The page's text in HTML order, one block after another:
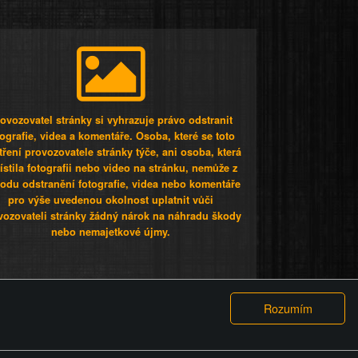
stránky si vyhrazuje právo odstranit
videa a komentáře. Osoba, které se toto
provozovatele stránky týče, ani osoba, která
fotografii nebo video na stránku, nemůže z
odstranění fotografie, videa nebo komentáře
pro výše uvedenou okolnost uplatnit vůči
stránky žádný nárok na náhradu škody
nebo nemajetkové újmy.
GDPR COOKIES